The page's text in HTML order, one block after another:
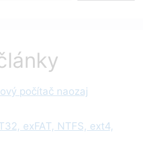
počítač naozaj
exFAT, NTFS, ext4,